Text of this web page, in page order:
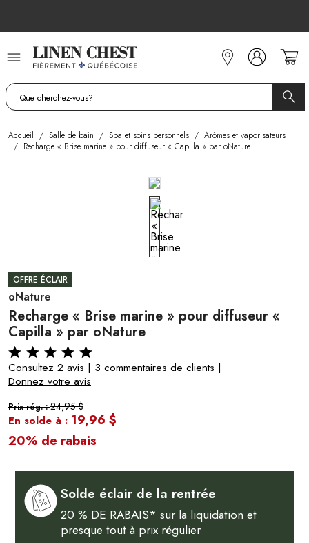
contenu
Accueil / Salle de bain / Spa et soins personnels / Arômes et vaporisateurs
/ Recharge « Brise marine » pour diffuseur « Capilla » par oNature
OFFRE ÉCLAIR
oNature
Recharge « Brise marine » pour diffuseur «
Capilla » par oNature
Consultez 2 avis | 3 commentaires de clients |
Donnez votre avis
Prix rég. :24,95 $
En solde à : 19,96 $
20% de rabais
Solde éclair de la rentrée
20 % DE RABAIS* sur la liquidation et
presque tout à prix régulier